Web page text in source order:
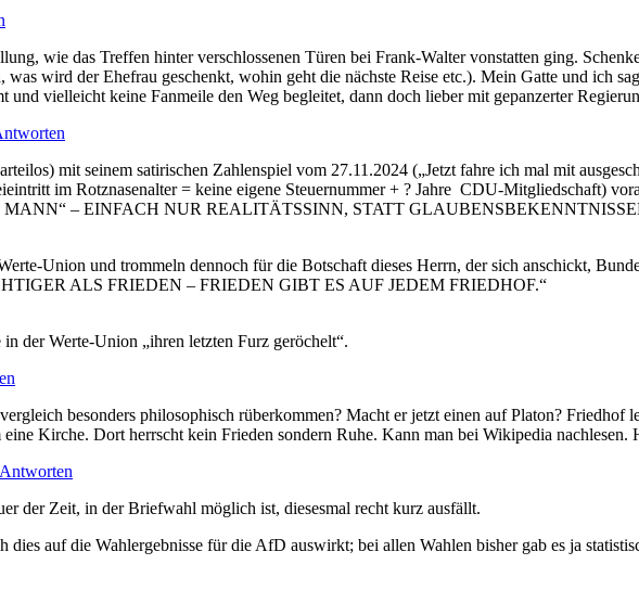
wie das Treffen hinter verschlossenen Türen bei Frank-Walter vonstatten ging.
was wird der Ehefrau geschenkt, wohin geht die nächste Reise etc.). Mein Gatte und ich
und vielleicht keine Fanmeile den Weg begleitet, dann doch lieber mit gepanzerter
mit seinem satirischen Zahlenspiel vom 27.11.2024 („Jetzt fahre ich mal mit
im Rotznasenalter = keine eigene Steuernummer + ? Jahre CDU-Mitgliedschaft)
– EINFACH NUR REALITÄTSSINN, STATT
Union und trommeln dennoch für die Botschaft dieses Herrn, der sich anschickt,
ALS FRIEDEN – FRIEDEN GIBT ES AUF JEDEM FRIEDHOF.“
der Werte-Union „ihren letzten Furz geröchelt“.
besonders philosophisch rüberkommen? Macht er jetzt einen auf Platon?
Kirche. Dort herrscht kein Frieden sondern Ruhe. Kann man bei Wikipedia
Antworten
der Zeit, in der Briefwahl möglich ist, diesesmal recht kurz ausfällt.
dies auf die Wahlergebnisse für die AfD auswirkt; bei allen Wahlen bisher gab es ja